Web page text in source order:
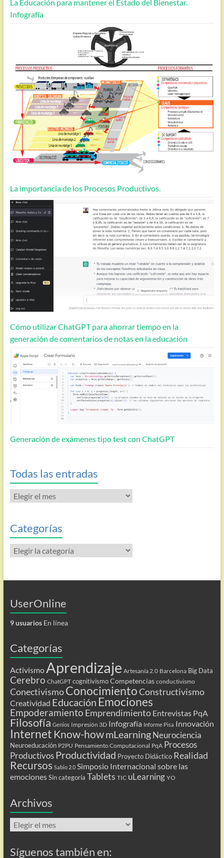
La Educación para mantener el Estado del Bienestar.
Infografía
La importancia de los Procesos Productivos.
Cómo utilizar ChatGPT para ahorrar tiempo en la
generación de comentarios de notas en la educación
Generación de exámenes tipo test con ChatGPT
Todas las entradas
Todas
las
Categorías
Categorías
UserOnline
9 usuariosEn línea
Categorías
Activismo Aprendizaje Artesanía 2.0 Barcelona Big Data
Cerebro ChatGPT cognitivismo Competencias conductivismo
ConectivismoConocimientoConstructivismo
Creatividad Educación Emociones
Empoderamiento Emprendimiento Entrevistas PqA
Filosofía Genios Impresión 3D Infografía Informe Pisa Innovación
Internet Know-howmLearning Neurociencia
Neuroeducación P2PU Pensamiento Computacional PqA Procesos
Productivos Productividad Proyecto Didáctico Realidad
Recursos Sabio 2.0 Simposio Internacional sobre las
emociones Sin categoría Tablets TIC uLearning YO
Archivos
Archivos
Síguenos también en: